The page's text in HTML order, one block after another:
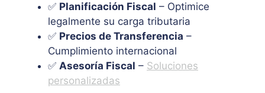
✅ Planificación Fiscal – Optimice
legalmente su carga tributaria
✅ Precios de Transferencia –
Cumplimiento internacional
✅ Asesoría Fiscal – Soluciones
personalizadas